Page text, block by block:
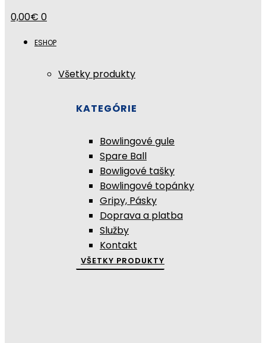
0,00€ 0
ESHOP
Všetky produkty
KATEGÓRIE
Bowlingové gule
Spare Ball
Bowligové tašky
Bowlingové topánky
Gripy, Pásky
Doprava a platba
Služby
Kontakt
VŠETKY PRODUKTY